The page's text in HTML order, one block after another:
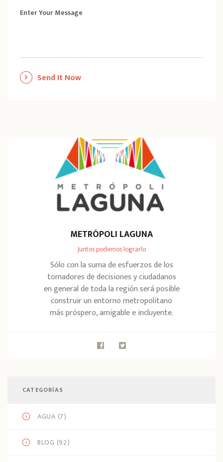
Enter Your Message
Send It Now
METRÓPOLI LAGUNA
Juntos podemos lograrlo
Sólo con la suma de esfuerzos de los
tomadores de decisiones y ciudadanos
en general de toda la región será posible
construir un entorno metropolitano
más próspero, amigable e incluyente.
CATEGORÍAS
AGUA (7)
BLOG (92)